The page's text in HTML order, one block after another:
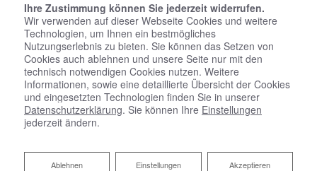
Ihre Zustimmung können Sie jederzeit widerrufen.
Wir verwenden auf dieser Webseite Cookies und weitere
Technologien, um Ihnen ein bestmögliches
Nutzungserlebnis zu bieten. Sie können das Setzen von
Cookies auch ablehnen und unsere Seite nur mit den
technisch notwendigen Cookies nutzen. Weitere
Informationen, sowie eine detaillierte Übersicht der Cookies
und eingesetzten Technologien finden Sie in unserer
Datenschutzerklärung. Sie können Ihre Einstellungen
jederzeit ändern.
Akzeptieren
Einstellungen
Ablehnen
Ablehnen